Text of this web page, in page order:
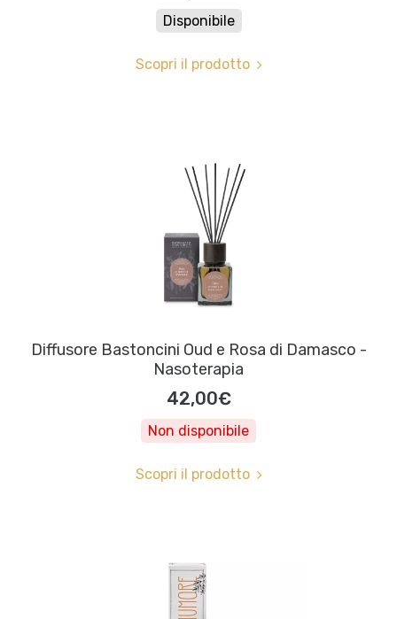
Disponibile
Scopri il prodotto
Diffusore Bastoncini Oud e Rosa di Damasco -
Nasoterapia
42,00€
Non disponibile
Scopri il prodotto